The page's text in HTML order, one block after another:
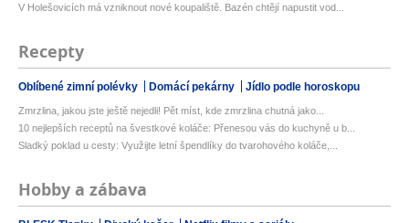
V Holešovicích má vzniknout nové koupaliště. Bazén chtějí napustit vod...
Recepty
Oblíbené zimní polévky Domácí pekárny Jídlo podle horoskopu
Zmrzlina, jakou jste ještě nejedli! Pět míst, kde zmrzlina chutná jako...
10 nejlepších receptů na švestkové koláče: Přenesou vás do kuchyně u b...
Sladký poklad u cesty: Využijte letní špendlíky do tvarohového koláče,...
Hobby a zábava